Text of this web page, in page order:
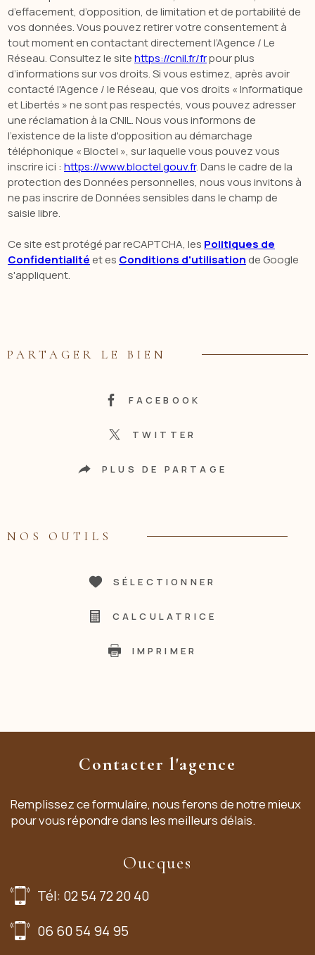
d’effacement, d’opposition, de limitation et de portabilité de
vos données. Vous pouvez retirer votre consentement à
tout moment en contactant directement l’Agence / Le
Réseau. Consultez le sitehttps://cnil.fr/frpour plus
d’informations sur vos droits. Si vous estimez, après avoir
contacté l'Agence / le Réseau, que vos droits « Informatique
et Libertés » ne sont pas respectés, vous pouvez adresser
une réclamation à la CNIL. Nous vous informons de
l’existence de la liste d'opposition au démarchage
téléphonique « Bloctel », sur laquelle vous pouvez vous
inscrire ici : https://www.bloctel.gouv.fr. Dans le cadre de la
protection des Données personnelles, nous vous invitons à
ne pas inscrire de Données sensibles dans le champ de
saisie libre.
Ce site est protégé par reCAPTCHA, les Politiques de
Confidentialité et es Conditions d'utilisation de Google
s'appliquent.
PARTAGER LE BIEN
FACEBOOK
TWITTER
PLUS DE PARTAGE
NOS OUTILS
SÉLECTIONNER
CALCULATRICE
IMPRIMER
Contacter l'agence
Remplissez ce formulaire, nous ferons de notre mieux
pour vous répondre dans les meilleurs délais.
Oucques
Tél: 02 54 72 20 40
06 60 54 94 95